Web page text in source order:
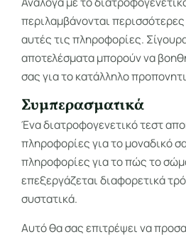
περιλαμβάνονται
αυτές τις πληροφορίες.
αποτελέσματα μπορούν να
σας για το κατάλληλο
Συμπερασματικά
Ένα διατροφογενετικό τεστ
πληροφορίες για το μοναδικό
πληροφορίες για το πώς το
επεξεργάζεται διαφορετικά
συστατικά.
Αυτό θα σας επιτρέψει να